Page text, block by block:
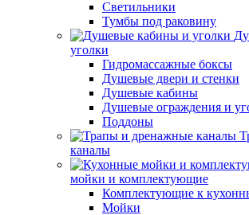
Светильники
Тумбы под раковину
уголки
Гидромассажные боксы
Душевые двери и стенки
Душевые кабины
Душевые ограждения и
Поддоны
каналы
мойки и комплектующие
Комплектующие к
Мойки